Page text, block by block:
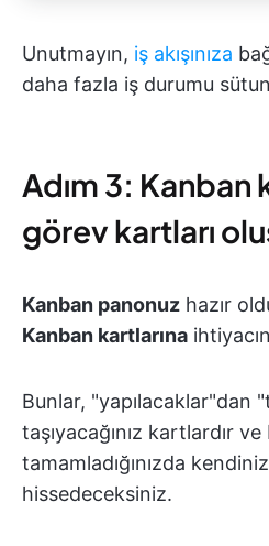
Unutmayın, iş akışınıza
daha fazla iş durumu
Adım 3: Kanban
görev kartları
Kanban panonuz hazır
Kanban kartlarına
Bunlar, "yapılacaklar"dan
taşıyacağınız kartlardır ve
tamamladığınızda
hissedeceksiniz.